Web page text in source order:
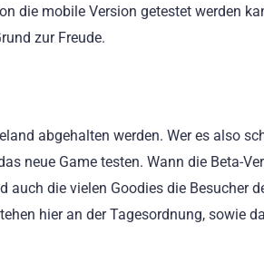
die mobile Version getestet werden
zur Freude.
abgehalten werden. Wer es also
neue Game testen. Wann die Beta-
die vielen Goodies die Besucher
hier an der Tagesordnung, sowie